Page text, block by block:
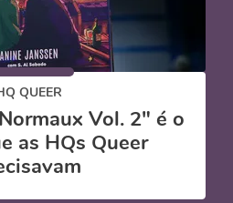
QUEER
Vol. 2" é o
as HQs Queer